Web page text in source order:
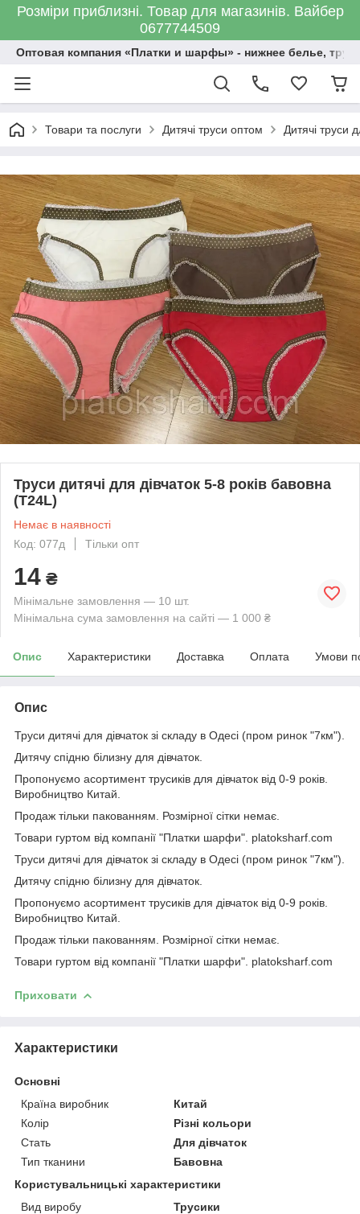
Розміри приблизні. Товар для магазинів. Вайбер
0677744509
Оптовая компания «Платки и шарфы» - нижнее белье,
Товари та послуги Дитячі труси оптом Дитячі труси
Труси дитячі для дівчаток 5-8 років бавовна
(Т24L)
Немає в наявності
Код: 077д
Тільки опт
14 ₴
Мінімальне замовлення — 10 шт.
Мінімальна сума замовлення на сайті — 1 000 ₴
Опис Характеристики Доставка Оплата Умови
Опис
Труси дитячі для дівчаток зі складу в Одесі (пром ринок "7км").
Дитячу спідню білизну для дівчаток.
Пропонуємо асортимент трусиків для дівчаток від 0-9 років.
Виробництво Китай.
Продаж тільки пакованням. Розмірної сітки немає.
Товари гуртом від компанії "Платки шарфи". platoksharf.com
Труси дитячі для дівчаток зі складу в Одесі (пром ринок "7км").
Дитячу спідню білизну для дівчаток.
Пропонуємо асортимент трусиків для дівчаток від 0-9 років.
Виробництво Китай.
Продаж тільки пакованням. Розмірної сітки немає.
Товари гуртом від компанії "Платки шарфи". platoksharf.com
Приховати
Характеристики
Основні
Країна виробник
Китай
Колір
Різні кольори
Стать
Для дівчаток
Тип тканини
Бавовна
Користувальницькі характеристики
Вид виробу
Трусики